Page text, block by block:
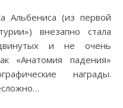
внезапно стала
и не очень
«Анатомия падения»
награды.